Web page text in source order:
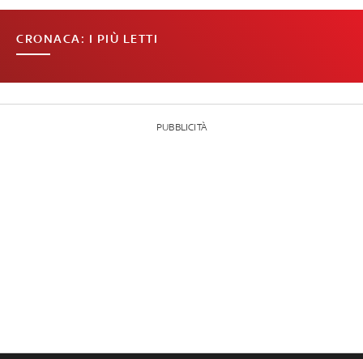
CRONACA: I PIÙ LETTI
PUBBLICITÀ